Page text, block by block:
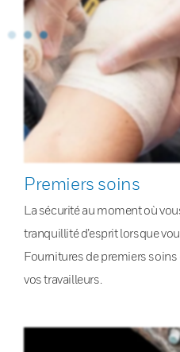
Premiers soins
La sécurité au moment où
tranquillité d’esprit lorsque
Fournitures de premiers
vos travailleurs.